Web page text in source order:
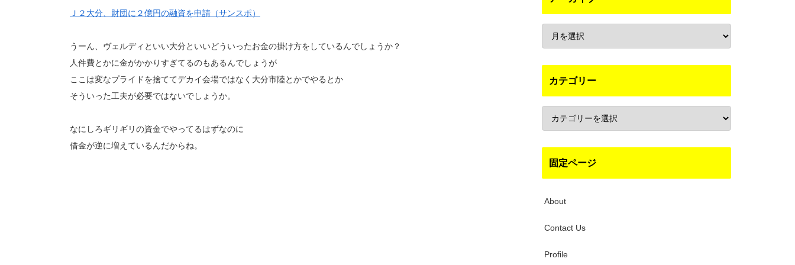
Ｊ２大分、財団に２億円の融資を申請（サンスポ）
うーん、ヴェルディといい大分といいどういったお金の掛け方をしているんでしょうか？
人件費とかに金がかかりすぎてるのもあるんでしょうが
ここは変なプライドを捨ててデカイ会場ではなく大分市陸とかでやるとか
そういった工夫が必要ではないでしょうか。
なにしろギリギリの資金でやってるはずなのに
借金が逆に増えているんだからね。
カテゴリー
固定ページ
About
Contact Us
Profile